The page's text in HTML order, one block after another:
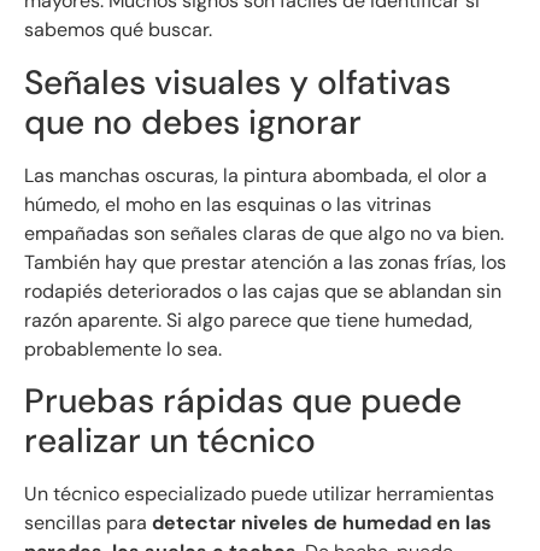
sabemos qué buscar.
Señales visuales y olfativas
que no debes ignorar
Las manchas oscuras, la pintura abombada, el olor a
húmedo, el moho en las esquinas o las vitrinas
empañadas son señales claras de que algo no va bien.
También hay que prestar atención a las zonas frías, los
rodapiés deteriorados o las cajas que se ablandan sin
razón aparente. Si algo parece que tiene humedad,
probablemente lo sea.
Pruebas rápidas que puede
realizar un técnico
Un técnico especializado puede utilizar herramientas
sencillas para detectar niveles de humedad en las